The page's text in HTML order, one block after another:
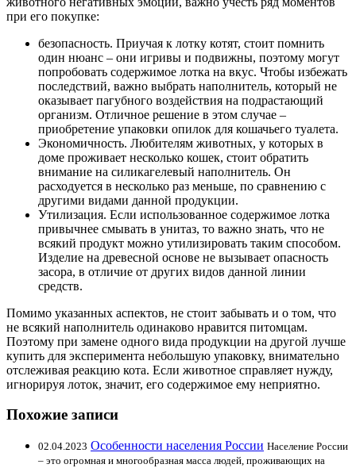
при его покупке:
безопасность. Приучая к лотку котят, стоит помнить
один нюанс – они игривы и подвижны, поэтому могут
попробовать содержимое лотка на вкус. Чтобы избежать
последствий, важно выбрать наполнитель, который не
оказывает пагубного воздействия на подрастающий
организм. Отличное решение в этом случае –
приобретение упаковки опилок для кошачьего туалета.
Экономичность. Любителям животных, у которых в
доме проживает несколько кошек, стоит обратить
внимание на силикагелевый наполнитель. Он
расходуется в несколько раз меньше, по сравнению с
другими видами данной продукции.
Утилизация. Если использованное содержимое лотка
привычнее смывать в унитаз, то важно знать, что не
всякий продукт можно утилизировать таким способом.
Изделие на древесной основе не вызывает опасность
засора, в отличие от других видов данной линии
средств.
Помимо указанных аспектов, не стоит забывать и о том, что
не всякий наполнитель одинаково нравится питомцам.
Поэтому при замене одного вида продукции на другой лучше
купить для эксперимента небольшую упаковку, внимательно
отслеживая реакцию кота. Если животное справляет нужду,
игнорируя лоток, значит, его содержимое ему неприятно.
Похожие записи
02.04.2023 Особенности населения России Население России
– это огромная и многообразная масса людей, проживающих на